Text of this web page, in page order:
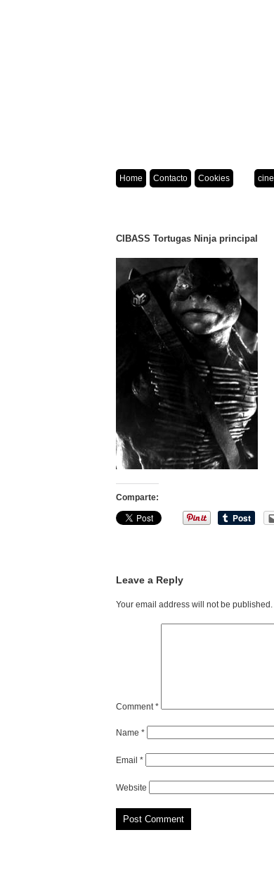
Home Contacto Cookies cine
CIBASS Tortugas Ninja principal
Comparte:
Leave a Reply
Your email address will not be published.
Comment*
Name *
Email *
Website